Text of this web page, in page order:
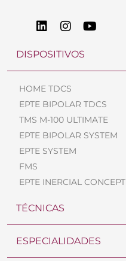
DISPOSITIVOS
HOME TDCS
EPTE BIPOLAR TDCS
TMS M-100 ULTIMATE
EPTE BIPOLAR SYSTEM
EPTE SYSTEM
FMS
EPTE INERCIAL CONCEPT
TÉCNICAS
ESPECIALIDADES